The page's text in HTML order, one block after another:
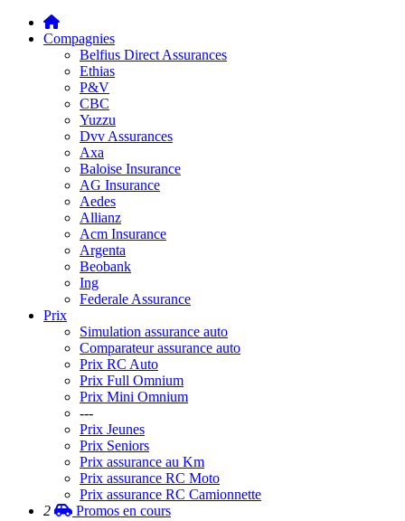
Compagnies
Belfius Direct Assurances
Ethias
P&V
CBC
Yuzzu
Dvv Assurances
Axa
Baloise Insurance
AG Insurance
Aedes
Allianz
Acm Insurance
Argenta
Beobank
Ing
Federale Assurance
Prix
Simulation assurance auto
Comparateur assurance auto
Prix RC Auto
Prix Full Omnium
Prix Mini Omnium
---
Prix Jeunes
Prix Seniors
Prix assurance au Km
Prix assurance RC Moto
Prix assurance RC Camionnette
2
Promos en cours